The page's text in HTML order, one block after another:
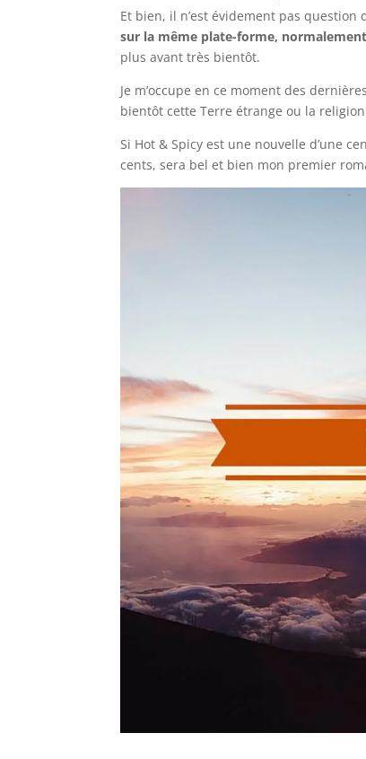
Et bien, il n’est évidement pas question
sur la même plate-forme,
plus avant très bientôt.
Je m’occupe en ce moment des
bientôt cette Terre étrange ou la
Si Hot & Spicy est une nouvelle d’une
cents, sera bel et bien mon premier